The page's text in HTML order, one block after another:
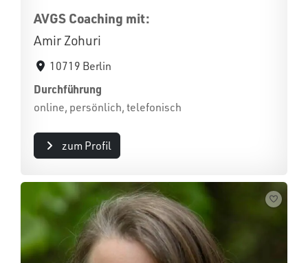
AVGS Coaching mit:
Amir Zohuri
10719 Berlin
Durchführung
online, persönlich, telefonisch
zum Profil